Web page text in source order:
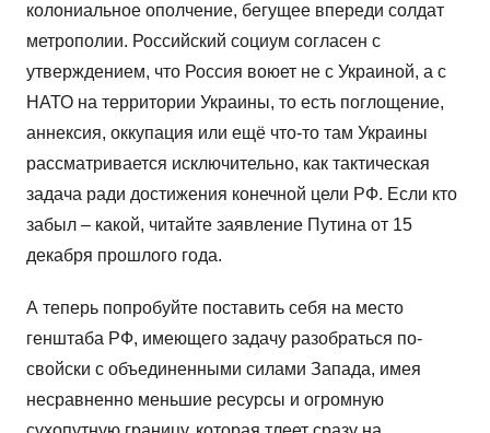
колониальное ополчение, бегущее впереди солдат
метрополии. Российский социум согласен с
утверждением, что Россия воюет не с Украиной, а с
НАТО на территории Украины, то есть поглощение,
аннексия, оккупация или ещё что-то там Украины
рассматривается исключительно, как тактическая
задача ради достижения конечной цели РФ. Если кто
забыл – какой, читайте заявление Путина от 15
декабря прошлого года.
А теперь попробуйте поставить себя на место
генштаба РФ, имеющего задачу разобраться по-
свойски с объединенными силами Запада, имея
несравненно меньшие ресурсы и огромную